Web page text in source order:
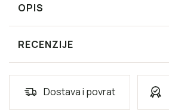
OPIS
RECENZIJE
Dostava i povrat